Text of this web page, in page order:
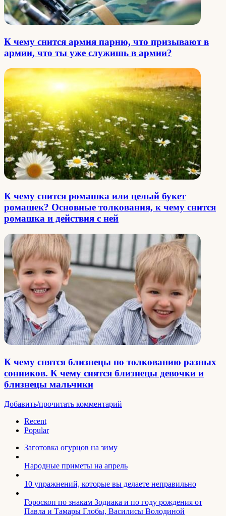
К чему снится армия парню, что призывают в
армии, что ты уже служишь в армии?
К чему снится ромашка или целый букет
ромашек? Основные толкования, к чему снится
ромашка и действия с ней
К чему снятся близнецы по толкованию разных
сонников. К чему снятся близнецы девочки и
близнецы мальчики
Добавить/прочитать комментарий
Recent
Popular
Заготовка огурцов на зиму
Народные приметы на апрель
10 упражнений, которые вы делаете неправильно
Гороскоп по знакам Зодиака и по году рождения от
Павла и Тамары Глобы, Василисы Володиной